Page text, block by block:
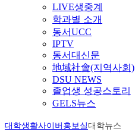
LIVE생중계
학과별 소개
동서UCC
IPTV
동서대신문
地域社會(지역사회)
DSU NEWS
졸업생 성공스토리
GELS뉴스
대학생활사이버홍보실대학뉴스